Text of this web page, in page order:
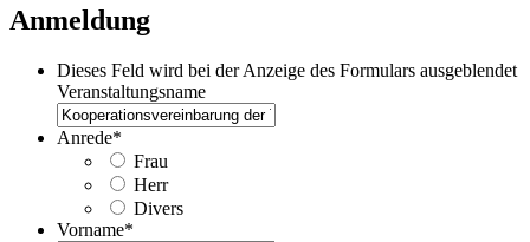
Anmeldung
Dieses Feld wird bei der Anzeige des Formulars ausgeblendet
Veranstaltungsname
Anrede*
Frau
Herr
Divers
Vorname*